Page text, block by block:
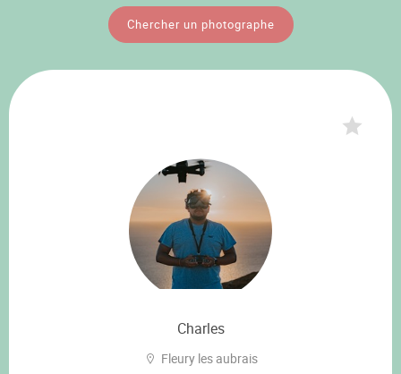
Chercher un photographe
Charles
Fleury les aubrais